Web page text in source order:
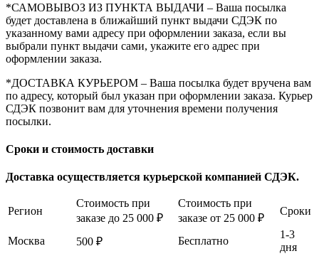
*САМОВЫВОЗ ИЗ ПУНКТА ВЫДАЧИ – Ваша посылка
будет доставлена в ближайший пункт выдачи СДЭК по
указанному вами адресу при оформлении заказа, если вы
выбрали пункт выдачи сами, укажите его адрес при
оформлении заказа.
*ДОСТАВКА КУРЬЕРОМ – Ваша посылка будет вручена вам
по адресу, который был указан при оформлении заказа. Курьер
СДЭК позвонит вам для уточнения времени получения
посылки.
Сроки и стоимость доставки
Доставка осуществляется курьерской компанией СДЭК.
Регион
Стоимость при
заказе до 25 000 ₽
Стоимость при
заказе от 25 000 ₽
Сроки
Москва 500 ₽ Бесплатно
1-3
дня